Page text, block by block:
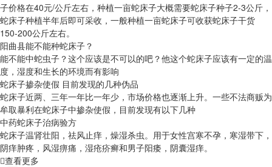
子价格在40元/公斤左右，种植一亩蛇床子大概需要蛇床子种子2-3公斤，
蛇床子种植半年后即可采收，一般种植一亩蛇床子可收获蛇床子干货
150-200公斤左右。
阳曲县能不能种蛇床子？
能不能中蛇虫子？这个应该是不可以的吧？他这个蛇床子应该有一定的温
度，湿度和生长的环境而有影响
蛇床子掺杂使假 目前发现的几种伪品
蛇床子近两、三年一年比一年少，市场价格也逐渐上升。一些不法商贩为
牟取暴利在蛇床子中掺杂使假，目前发现有以下几种
中药蛇床子治病验方
蛇床子温肾壮阳，祛风止痒，燥湿杀虫。用于女性宫寒不孕，寒湿带下，
阴痒肿疼，风湿痹痛，湿疮疥癣和男子阳痿，阴囊湿痒。
查看更多